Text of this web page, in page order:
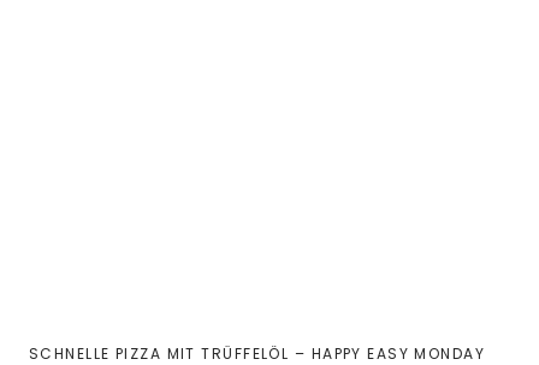
SCHNELLE PIZZA MIT TRÜFFELÖL – HAPPY EASY MONDAY